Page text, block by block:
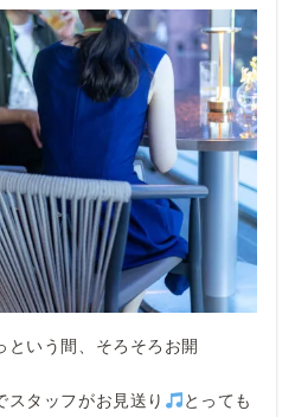
という間、そろそろお開
スタッフがお見送り
とっても